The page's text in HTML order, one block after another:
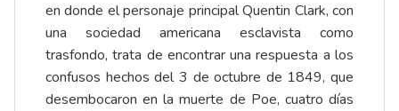
en donde el personaje principal Quentin Clark, con
una sociedad americana esclavista como
trasfondo, trata de encontrar una respuesta a los
confusos hechos del 3 de octubre de 1849, que
desembocaron en la muerte de Poe, cuatro días